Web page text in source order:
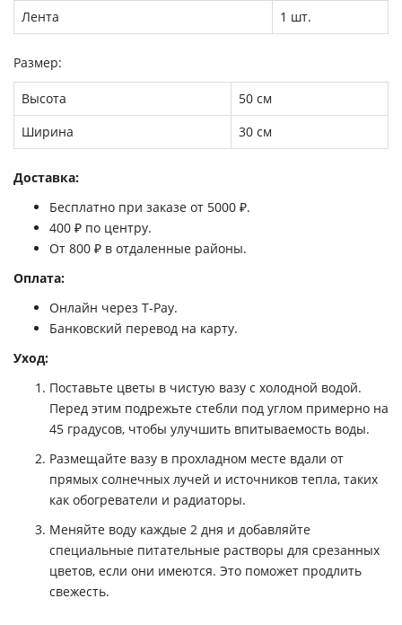
Лента
1 шт.
Размер:
Высота
50 см
Ширина
30 см
Доставка:
Бесплатно при заказе от 5000 ₽.
400 ₽ по центру.
От 800 ₽ в отдаленные районы.
Оплата:
Онлайн через T-Pay.
Банковский перевод на карту.
Уход:
Поставьте цветы в чистую вазу с холодной водой.
Перед этим подрежьте стебли под углом примерно на
45 градусов, чтобы улучшить впитываемость воды.
Размещайте вазу в прохладном месте вдали от
прямых солнечных лучей и источников тепла, таких
как обогреватели и радиаторы.
Меняйте воду каждые 2 дня и добавляйте
специальные питательные растворы для срезанных
цветов, если они имеются. Это поможет продлить
свежесть.